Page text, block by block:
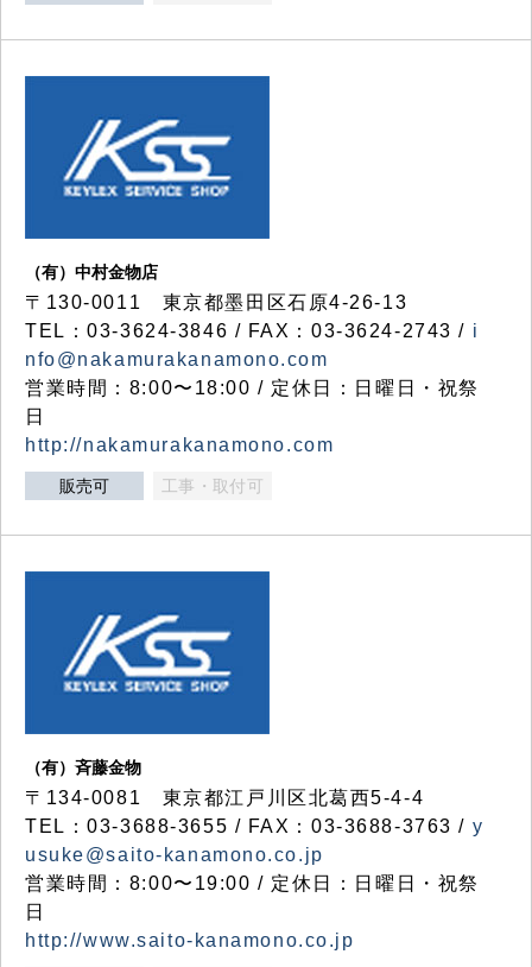
（有）中村金物店
〒130-0011 東京都墨田区石原4-26-13
TEL：03-3624-3846 / FAX：03-3624-2743 / i
nfo@nakamurakanamono.com
営業時間：8:00〜18:00 / 定休日：日曜日・祝祭
日
http://nakamurakanamono.com
販売可 工事・取付可
（有）斉藤金物
〒134-0081 東京都江戸川区北葛西5-4-4
TEL：03-3688-3655 / FAX：03-3688-3763 / y
usuke@saito-kanamono.co.jp
営業時間：8:00〜19:00 / 定休日：日曜日・祝祭
日
http://www.saito-kanamono.co.jp